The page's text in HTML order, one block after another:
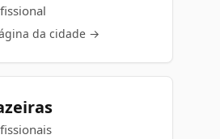
da cidade →